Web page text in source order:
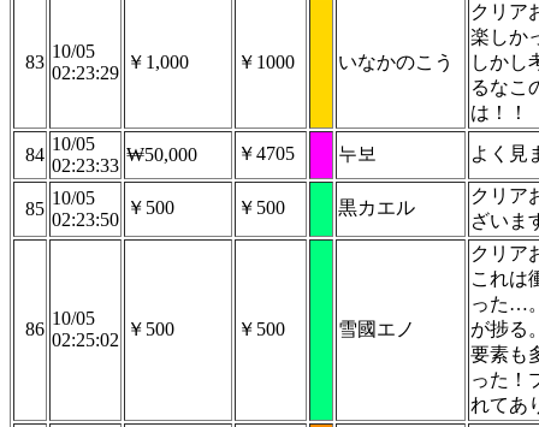
83
10/05
02:23:29
￥1,000 ￥1000 いなかのこう
クリア
楽しか
しかし
るなこ
は！！
84
10/05
02:23:33
₩50,000 ￥4705 누보 よく見
85
10/05
02:23:50
￥500 ￥500 黒カエル
クリア
ざいま
86
10/05
02:25:02
￥500 ￥500 雪國エノ
クリア
これは
った…
が捗る
要素も
った！
れてあ